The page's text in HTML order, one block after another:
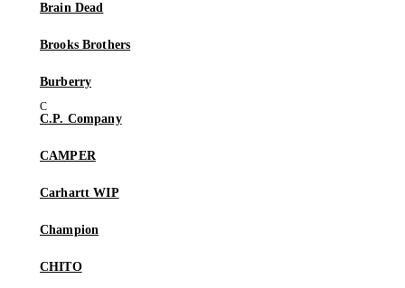
Brain Dead
Brooks Brothers
Burberry
C.P. Company
CAMPER
Carhartt WIP
Champion
CHITO